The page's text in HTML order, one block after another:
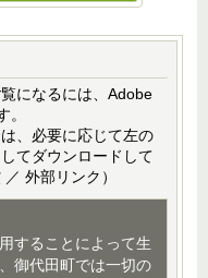
になるには、Adobe
。
、必要に応じて左の
てダウンロードして
外部リンク）
することによって生
御代田町では一切の